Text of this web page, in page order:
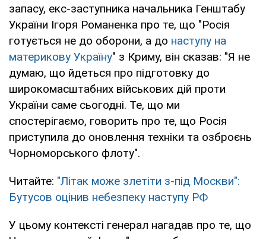
запасу, екс-заступника начальника Генштабу
України Ігоря Романенка про те, що "Росія
готується не до оборони, а до наступу на
материкову Україну" з Криму, він сказав: "Я не
думаю, що йдеться про підготовку до
широкомасштабних військових дій проти
України саме сьогодні. Те, що ми
спостерігаємо, говорить про те, що Росія
приступила до оновлення техніки та озброєнь
Чорноморського флоту".
Читайте: "Літак може злетіти з-під Москви":
Бутусов оцінив небезпеку наступу РФ
У цьому контексті генерал нагадав про те, що